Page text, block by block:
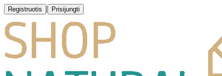
Registruotis | Prisijungti